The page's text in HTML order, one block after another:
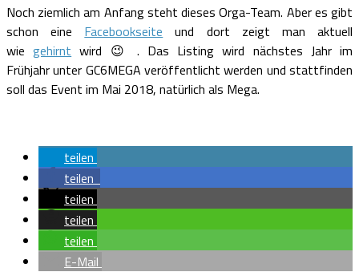
Noch ziemlich am Anfang steht dieses Orga-Team. Aber es gibt
schon eine Facebookseite und dort zeigt man aktuell
wiegehirnt wird 😉 . Das Listing wird nächstes Jahr im
Frühjahr unter GC6MEGA veröffentlicht werden und stattfinden
soll das Event im Mai 2018, natürlich als Mega.
teilen
teilen
teilen
teilen
teilen
E-Mail